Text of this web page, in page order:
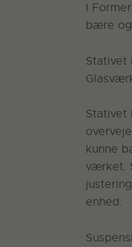
I
bære og
Stativet
Stativet
kunne
værket.
enhed.